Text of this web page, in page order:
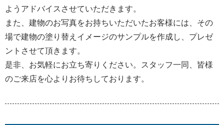
ようアドバイスさせていただきます。
また、建物のお写真をお持ちいただいたお客様には、その
場で建物の塗り替えイメージのサンプルを作成し、プレゼ
ントさせて頂きます。
是非、お気軽にお立ち寄りください。スタッフ一同、皆様
のご来店を心よりお待ちしております。